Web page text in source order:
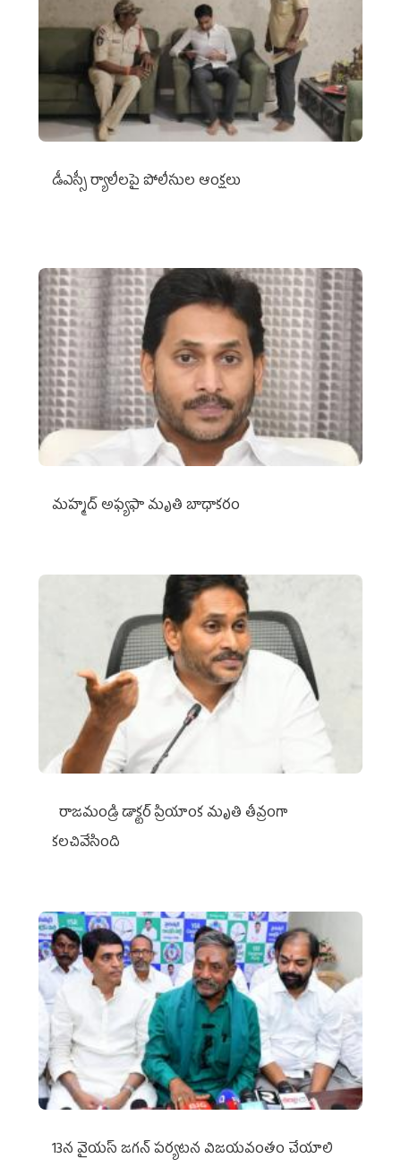
డీఎస్సీ ర్యాలీలపై పోలీసుల ఆంక్షలు
మహ్మద్‌ అఫ్యఫా మృతి బాధాకరం
రాజమండ్రి డాక్టర్‌ ప్రియాంక మృతి తీవ్రంగా
కలచివేసింది
13న వైయస్‌ జగన్‌ పర్యటన విజయవంతం చేయాలి